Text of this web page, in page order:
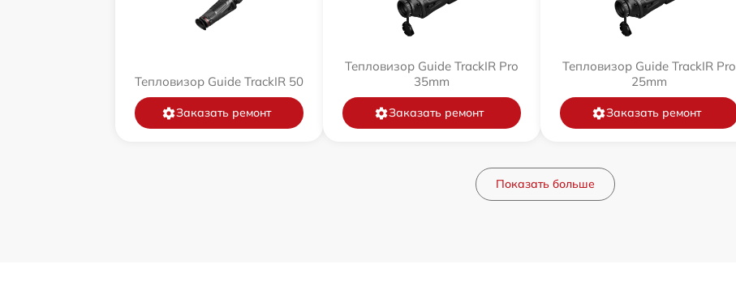
Тепловизор Guide TrackIR 50
Заказать ремонт
Тепловизор Guide TrackIR Pro
35mm
Заказать ремонт
Тепловизор Guide TrackIR Pro
25mm
Заказать ремонт
Показать больше